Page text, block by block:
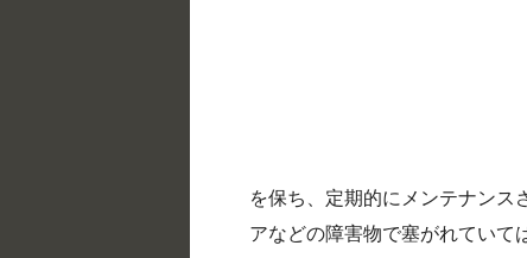
を保ち、定期的にメンテナンス
アなどの障害物で塞がれていて